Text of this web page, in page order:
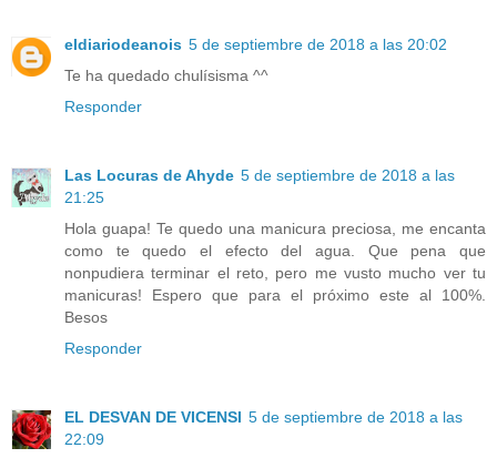
eldiariodeanois 5 de septiembre de 2018 a las 20:02
Te ha quedado chulísisma ^^
Responder
Las Locuras de Ahyde 5 de septiembre de 2018 a las
21:25
Hola guapa! Te quedo una manicura preciosa, me encanta
como te quedo el efecto del agua. Que pena que
nonpudiera terminar el reto, pero me vusto mucho ver tu
manicuras! Espero que para el próximo este al 100%.
Besos
Responder
EL DESVAN DE VICENSI 5 de septiembre de 2018 a las
22:09